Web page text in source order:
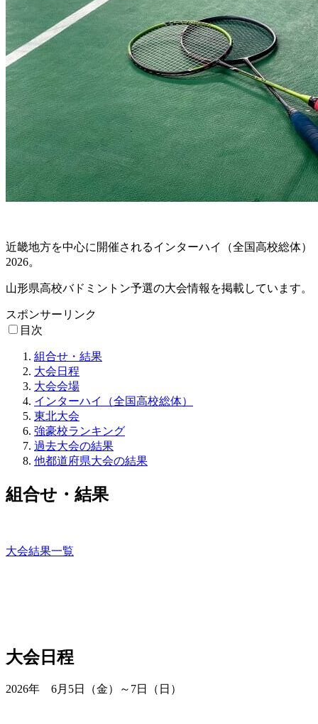
近畿地方を中心に開催されるインターハイ（全国高校総体）
2026。
山形県高校バドミントン予選の大会情報を掲載しています。
スポンサーリンク
目次
組合せ・結果
大会日程
大会会場
インターハイ（全国高校総体）
東北大会
強豪校ランキング
過去大会の結果
他都道府県大会の結果
組合せ・結果
大会結果一覧
大会日程
2026年 6月5日（金）～7日（日）